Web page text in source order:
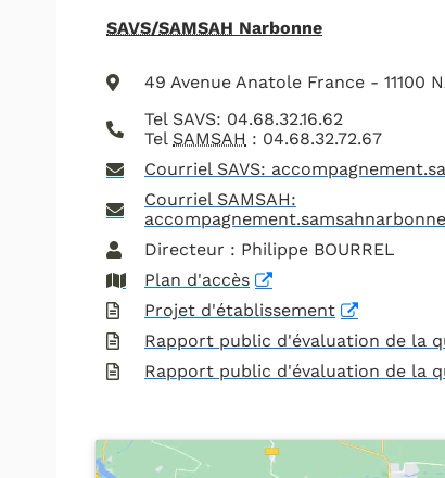
SAVS/SAMSAH Narbonne
49 Avenue Anatole France - 11100
Tel SAVS: 04.68.32.16.62
Tel SAMSAH : 04.68.32.72.67
Courriel SAVS:
Courriel SAMSAH:
Directeur : Philippe BOURREL
Plan d'accès
Projet d'établissement
Rapport public d'évaluation de la
Rapport public d'évaluation de la